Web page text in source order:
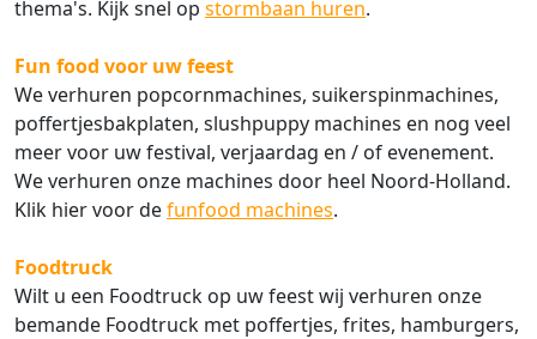
thema's. Kijk snel op stormbaan huren.
Fun food voor uw feest
We verhuren popcornmachines, suikerspinmachines,
poffertjesbakplaten, slushpuppy machines en nog veel
meer voor uw festival, verjaardag en / of evenement.
We verhuren onze machines door heel Noord-Holland.
Klik hier voor defunfood machines.
Foodtruck
Wilt u een Foodtruck op uw feest wij verhuren onze
bemande Foodtruck met poffertjes, frites, hamburgers,